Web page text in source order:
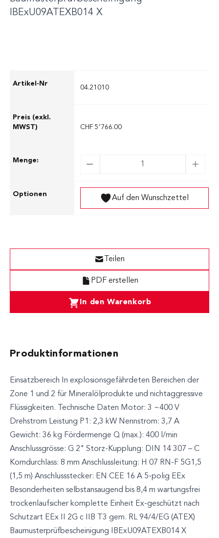
IBExU09ATEXB014 X
04.21010
CHF 5’766.00
Auf den Wunschzettel
In den Warenkorb
PDF erstellen
Teilen
Produktinformationen
Einsatzbereich In explosionsgefährdeten Bereichen der
Zone 1 und 2 für Mineralölprodukte und nichtaggressive
Flüssigkeiten. Technische Daten Motor: 3 ~400 V
Drehstrom Leistung P1: 2,3 kW Nennstrom: 3,7 A
Gewicht: 36 kg Fördermenge Q (max.): 400 l/min
Anschlussgrösse: G 2" Storz-Kupplung: DIN 14 307 – C
Korndurchlass: 8 mm Anschlussleitung: H 07 RN-F 5G1,5
(1,5 m) Anschlussstecker: EN CEE 16 A 5-polig EEx
Besonderheiten selbstansaugend bis 8,4 m wartungsfrei
trockenlaufsicher komplette Einheit Ex-geschützt nach
Schutzart EEx II 2G c IIB T3 gem. RL 94/4/EG (ATEX)
Baumusterprüfbescheinigung IBExU09ATEXB014 X